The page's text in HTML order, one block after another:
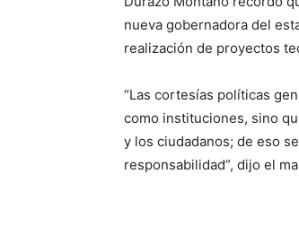
nueva gobernadora del
realización de proyectos
“Las cortesías políticas
como instituciones, sino
y los ciudadanos; de eso
responsabilidad”, dijo el